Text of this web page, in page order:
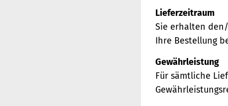
Lieferzeitraum
Sie erhalten
Ihre Bestellung
Gewährleistung
Für sämtliche